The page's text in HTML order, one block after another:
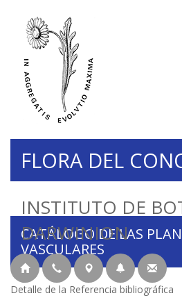
INSTITUTO DE
DARWINION
FLORA DEL
CATÁLOGO DE LAS
VASCULARES
Detalle de la Referencia bibliográfica